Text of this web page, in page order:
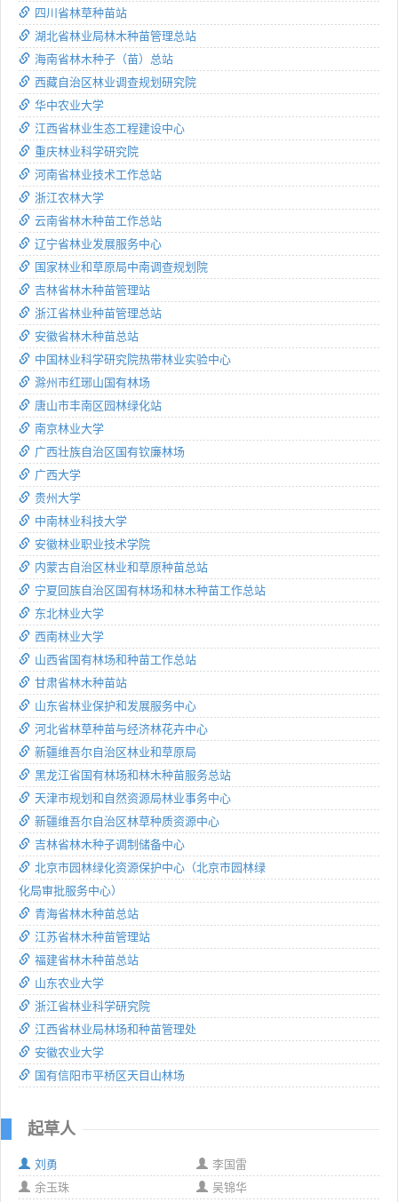
四川省林草种苗站
湖北省林业局林木种苗管理总站
海南省林木种子（苗）总站
西藏自治区林业调查规划研究院
华中农业大学
江西省林业生态工程建设中心
重庆林业科学研究院
河南省林业技术工作总站
浙江农林大学
云南省林木种苗工作总站
辽宁省林业发展服务中心
国家林业和草原局中南调查规划院
吉林省林木种苗管理站
浙江省林业种苗管理总站
安徽省林木种苗总站
中国林业科学研究院热带林业实验中心
滁州市红琊山国有林场
唐山市丰南区园林绿化站
南京林业大学
广西壮族自治区国有钦廉林场
广西大学
贵州大学
中南林业科技大学
安徽林业职业技术学院
内蒙古自治区林业和草原种苗总站
宁夏回族自治区国有林场和林木种苗工作总站
东北林业大学
西南林业大学
山西省国有林场和种苗工作总站
甘肃省林木种苗站
山东省林业保护和发展服务中心
河北省林草种苗与经济林花卉中心
新疆维吾尔自治区林业和草原局
黑龙江省国有林场和林木种苗服务总站
天津市规划和自然资源局林业事务中心
新疆维吾尔自治区林草种质资源中心
吉林省林木种子调制储备中心
北京市园林绿化资源保护中心（北京市园林绿
化局审批服务中心）
青海省林木种苗总站
江苏省林木种苗管理站
福建省林木种苗总站
山东农业大学
浙江省林业科学研究院
江西省林业局林场和种苗管理处
安徽农业大学
国有信阳市平桥区天目山林场
起草人
刘勇
李国雷
余玉珠
吴锦华